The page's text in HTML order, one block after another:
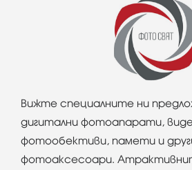
Вижте специалните ни
дигитални фотоапарати,
фотообективи, памети и
фотоаксесоари.